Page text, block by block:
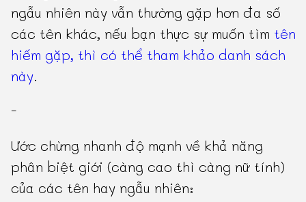
ngẫu nhiên này vẫn thường gặp hơn đa số
các tên khác, nếu bạn thực sự muốn tìm tên
hiếm gặp, thì có thể tham khảo danh sách
này.
-
Ước chừng nhanh độ mạnh về khả năng
phân biệt giới (càng cao thì càng nữ tính)
của các tên hay ngẫu nhiên: